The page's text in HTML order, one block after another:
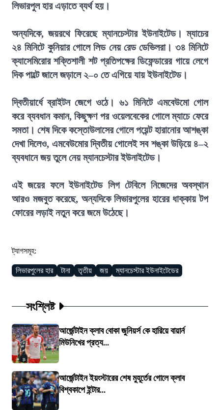
লিভারপুল হার এড়াতে ব্যর্থ হয়।
অন্যদিকে, জয়রথে ফিরেছে ম্যানচেস্টার ইউনাইটেড। ম্যাচের
২৪ মিনিটে কুনিয়ার গোলে লিড নেয় রেড ডেভিলরা। ৩৪ মিনিটে
ক্যাসেমিরোর শক্তিশালী শট প্রতিপক্ষের ডিফেন্ডারের গায়ে লেগে
দিক পাল্টে জালে জড়ালে ২–০ তে এগিয়ে যায় ইউনাইটেড।
দ্বিতীয়ার্ধে ব্রাইটন জেগে ওঠে। ৬১ মিনিটে এমবেউমো গোল
করে ব্যবধান কমান, কিছুক্ষণ পর ওয়েলবেকের গোলে ম্যাচে ফেরে
সমতা। শেষ দিকে কস্তোউলাসের গোলে পয়েন্ট হারানোর আশঙ্কা
দেখা দিলেও, এমবেউমোর দ্বিতীয় গোলেই সব শঙ্কা উড়িয়ে ৪–২
ব্যবধানে জয় তুলে নেয় ম্যানচেস্টার ইউনাইটেড।
এই জয়ের ফলে ইউনাইটেড লিগ টেবিলে নিজেদের অবস্থান
আরও মজবুত করেছে, অন্যদিকে লিভারপুলের হারের ধাক্কায় টপ
ফোরের লড়াই নতুন করে জমে উঠেছে।
ট্যাগসমূহ:
লিভারপুলের হার টানা তৃতীয় জয় ম্যানচেস্টার ইউনাইটেডের
সংশ্লিষ্ট
আর্জেন্টাইন ক্লাব বোকা জুনিয়র্স কে হারিয়ে বায়ার্ন
মিউনিখের প্রত্য...
আর্জেন্টাইন ইয়ংস্টারের শেষ মুহূর্তের গোলে ক্লাব
বিশ্বকাপে ইন্টার...